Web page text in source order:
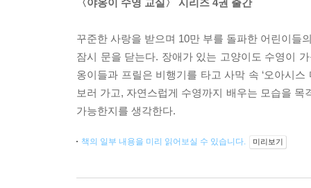
〈야옹이 수영 교실〉 시리즈 4권 출간
꾸준한 사랑을 받으며 10만 부를 돌파한 어린이들
잠시 문을 닫는다. 장애가 있는 고양이도 수영이
옹이들과 프릴은 비행기를 타고 사막 속 ‘오아시
보러 가고, 자연스럽게 수영까지 배우는 모습을
가능한지를 생각한다.
책의 일부 내용을 미리 읽어보실 수 있습니다. 미리보기